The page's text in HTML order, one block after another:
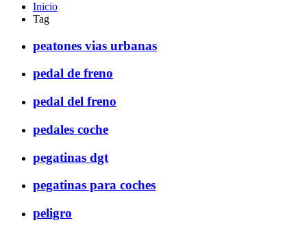
Inicio
Tag
peatones vias urbanas
pedal de freno
pedal del freno
pedales coche
pegatinas dgt
pegatinas para coches
peligro